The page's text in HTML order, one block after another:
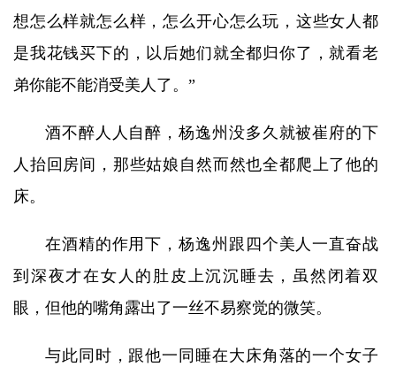
想怎么样就怎么样，怎么开心怎么玩，这些女人都
是我花钱买下的，以后她们就全都归你了，就看老
弟你能不能消受美人了。”
酒不醉人人自醉，杨逸州没多久就被崔府的下
人抬回房间，那些姑娘自然而然也全都爬上了他的
床。
在酒精的作用下，杨逸州跟四个美人一直奋战
到深夜才在女人的肚皮上沉沉睡去，虽然闭着双
眼，但他的嘴角露出了一丝不易察觉的微笑。
与此同时，跟他一同睡在大床角落的一个女子